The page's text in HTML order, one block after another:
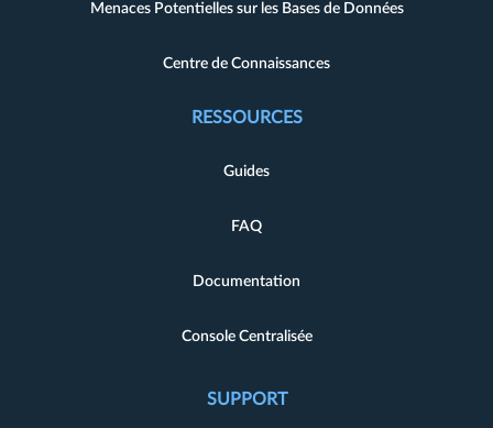
Menaces Potentielles sur les Bases de Données
Centre de Connaissances
RESSOURCES
Guides
FAQ
Documentation
Console Centralisée
SUPPORT